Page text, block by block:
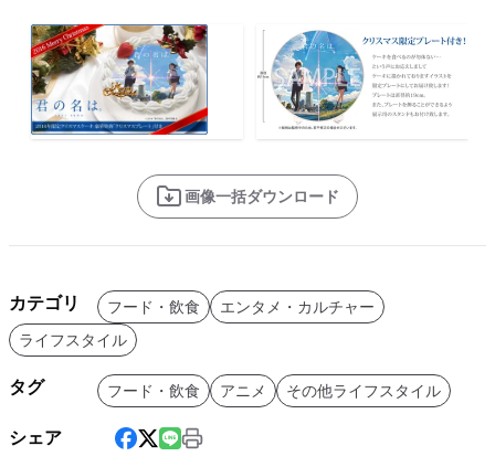
画像一括ダウンロード
カテゴリ フード・飲食
エンタメ・カルチャー
ライフスタイル
タグ フード・飲食 アニメ その他ライフスタイル
シェア